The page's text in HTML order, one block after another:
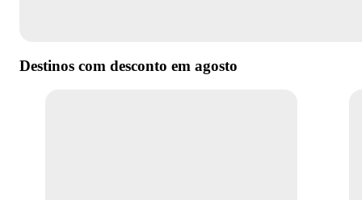
Destinos com desconto em agosto